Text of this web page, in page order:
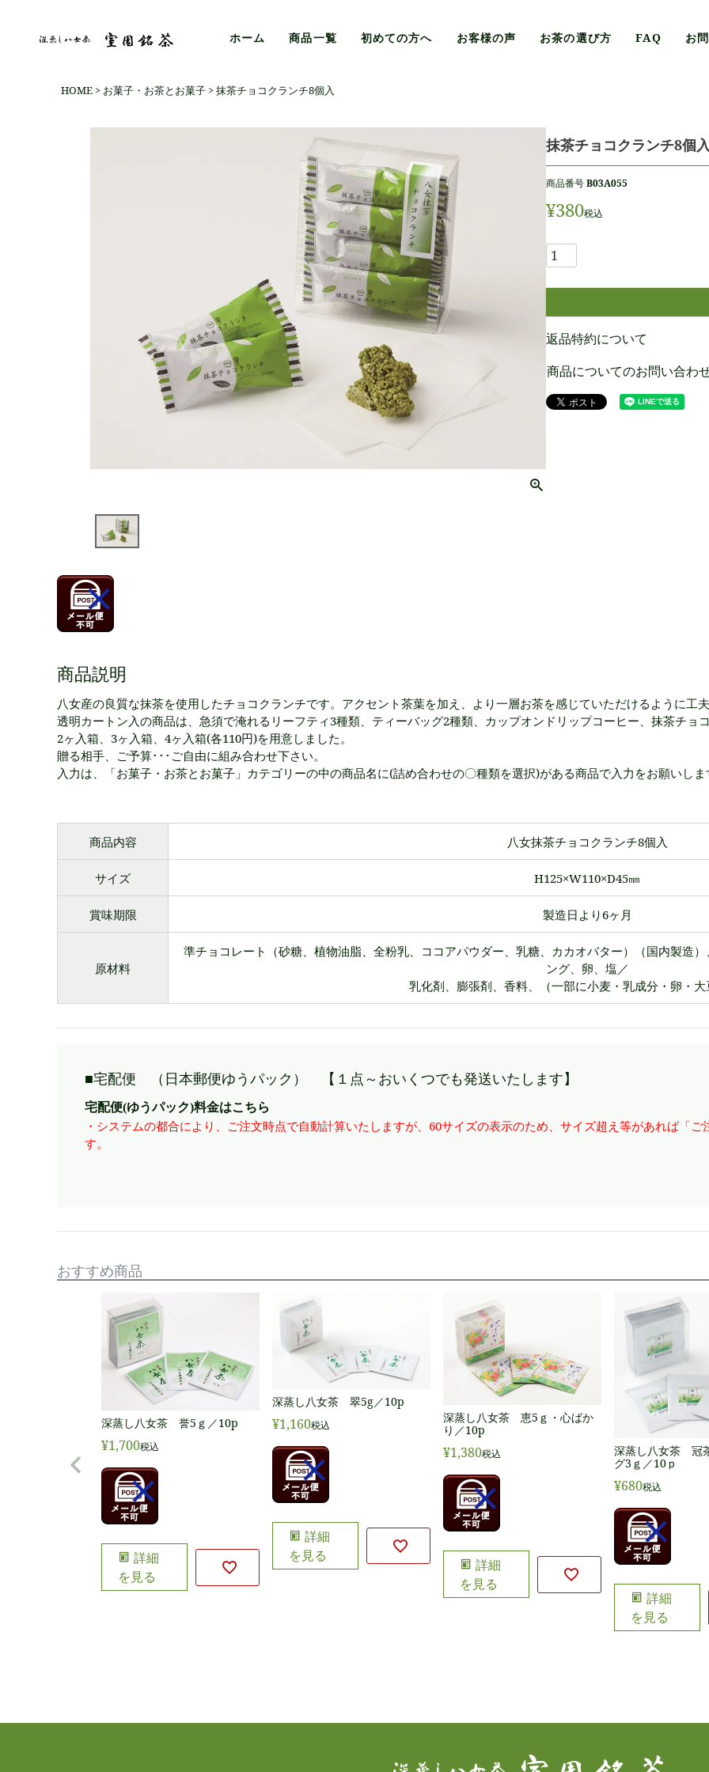
ホーム 商品一覧 初めての方へ お客様の声 お茶の選び方 FAQ お
HOME お菓子・お茶とお菓子 抹茶チョコクランチ8個入
抹茶チョコクランチ8個入
商品番号B03A055
¥380税込
返品特約について
商品についてのお問い合わ
商品説明
八女産の良質な抹茶を使用したチョコクランチです。アクセント茶葉を加え、より一層お茶を感じていただけるように工夫
透明カートン入の商品は、急須で淹れるリーフティ3種類、ティーバッグ2種類、カップオンドリップコーヒー、抹茶チョ
2ヶ入箱、3ヶ入箱、4ヶ入箱(各110円)を用意しました。
贈る相手、ご予算･･･ご自由に組み合わせ下さい。
入力は、「お菓子・お茶とお菓子」カテゴリーの中の商品名に(詰め合わせの〇種類を選択)がある商品で入力をお願いしま
商品内容 八女抹茶チョコクランチ8個入
サイズ H125×W110×D45㎜
賞味期限 製造日より6ヶ月
原材料
準チョコレート（砂糖、植物油脂、全粉乳、ココアパウダー、乳糖、カカオバター）（国内製造
ング、卵、塩／
乳化剤、膨張剤、香料、（一部に小麦・乳成分・卵・大
■宅配便 （日本郵便ゆうパック） 【１点～おいくつでも発送いたします】
宅配便(ゆうパック)料金はこちら
・システムの都合により、ご注文時点で自動計算いたしますが、60サイズの表示のため、サイズ超え等があれば「
す。
おすすめ商品
深蒸し八女茶 誉5ｇ／10p
¥1,700税込
詳細
を見る
深蒸し八女茶 翠5g／10p
¥1,160税込
詳細
を見る
深蒸し八女茶 恵5ｇ・心ばか
り／10p
¥1,380税込
詳細
を見る
深蒸し八女茶 冠
グ3ｇ／10ｐ
¥680税込
詳細
を見る